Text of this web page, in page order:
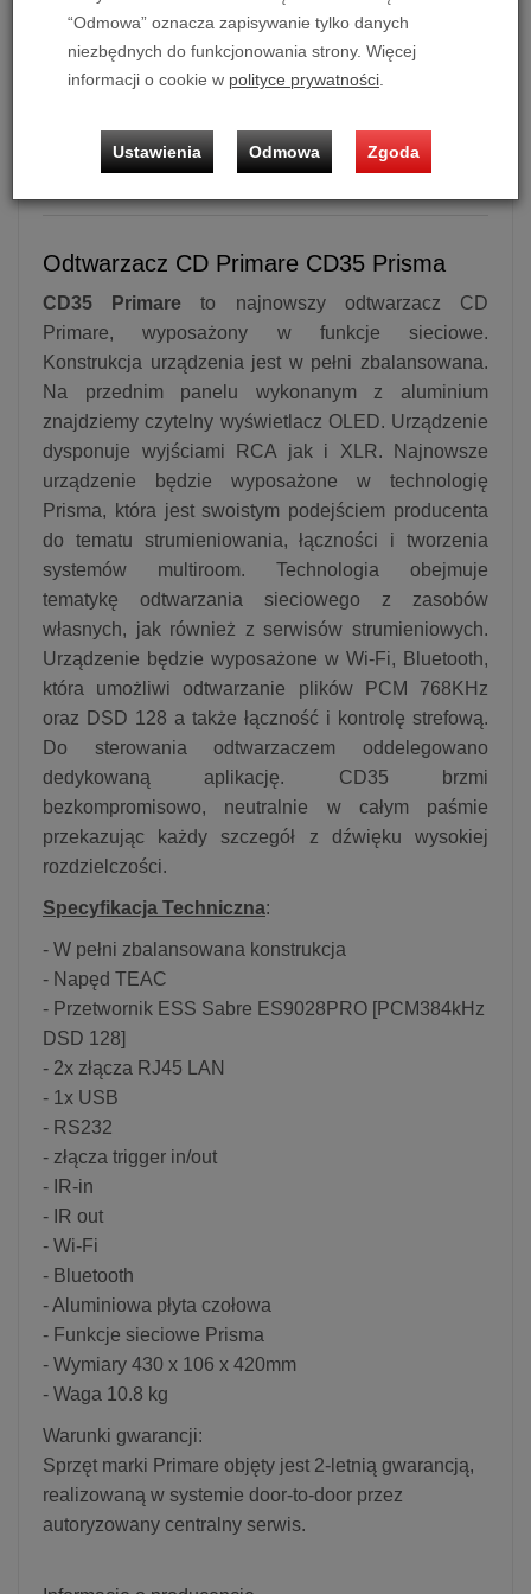
Możliwość zakupu produktu w bezpłatnym systemie
ratalnym 0% na 10 i 20 miesięcy lub specjalna oferta!
Odtwarzacz CD Primare CD35 Prisma
CD35 Primare to najnowszy odtwarzacz CD
Primare, wyposażony w funkcje sieciowe.
Konstrukcja urządzenia jest w pełni zbalansowana.
Na przednim panelu wykonanym z aluminium
znajdziemy czytelny wyświetlacz OLED. Urządzenie
dysponuje wyjściami RCA jak i XLR. Najnowsze
urządzenie będzie wyposażone w technologię
Prisma, która jest swoistym podejściem producenta
do tematu strumieniowania, łączności i tworzenia
systemów multiroom. Technologia obejmuje
tematykę odtwarzania sieciowego z zasobów
własnych, jak również z serwisów strumieniowych.
Urządzenie będzie wyposażone w Wi-Fi, Bluetooth,
która umożliwi odtwarzanie plików PCM 768KHz
oraz DSD 128 a także łączność i kontrolę strefową.
Do sterowania odtwarzaczem oddelegowano
dedykowaną aplikację. CD35 brzmi
bezkompromisowo, neutralnie w całym paśmie
przekazując każdy szczegół z dźwięku wysokiej
rozdzielczości.
Specyfikacja Techniczna:
- W pełni zbalansowana konstrukcja
- Napęd TEAC
- Przetwornik ESS Sabre ES9028PRO [PCM384kHz
DSD 128]
- 2x złącza RJ45 LAN
- 1x USB
- RS232
- złącza trigger in/out
- IR-in
- IR out
- Wi-Fi
- Bluetooth
- Aluminiowa płyta czołowa
- Funkcje sieciowe Prisma
- Wymiary 430 x 106 x 420mm
- Waga 10.8 kg
Warunki gwarancji:
Sprzęt marki Primare objęty jest 2-letnią gwarancją,
realizowaną w systemie door-to-door przez
autoryzowany centralny serwis.
“Odmowa” oznacza zapisywanie tylko danych
niezbędnych do funkcjonowania strony. Więcej
informacji o cookie w polityce prywatności
Ustawienia Odmowa Zgoda